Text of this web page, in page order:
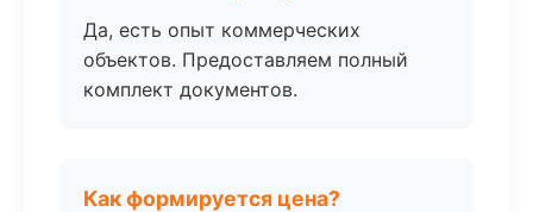
Да, есть опыт коммерческих
объектов. Предоставляем полный
комплект документов.
Как формируется цена?